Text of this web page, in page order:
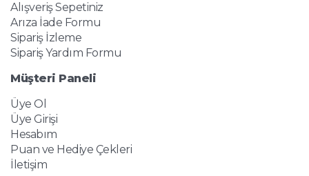
Alışveriş Sepetiniz
Arıza İade Formu
Sipariş İzleme
Sipariş Yardım Formu
Müşteri Paneli
Üye Ol
Üye Girişi
Hesabım
Puan ve Hediye Çekleri
İletişim